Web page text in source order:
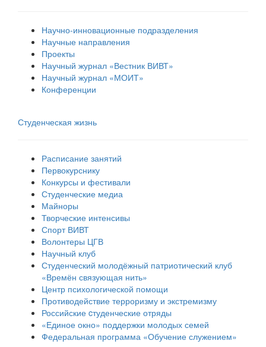
Научно-инновационные подразделения
Научные направления
Проекты
Научный журнал «Вестник ВИВТ»
Научный журнал «МОИТ»
Конференции
Студенческая жизнь
Расписание занятий
Первокурснику
Конкурсы и фестивали
Студенческие медиа
Майноры
Творческие интенсивы
Спорт ВИВТ
Волонтеры ЦГВ
Научный клуб
Студенческий молодёжный патриотический клуб
«Времён связующая нить»
Центр психологической помощи
Противодействие терроризму и экстремизму
Российские cтуденческие отряды
«Единое окно» поддержки молодых семей
Федеральная программа «Обучение служением»